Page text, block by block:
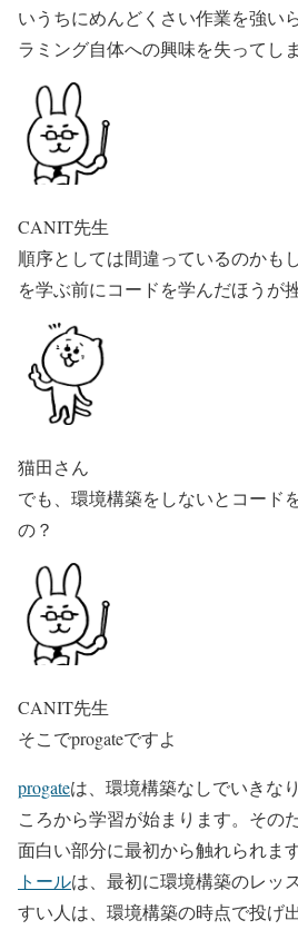
いうちにめんどくさい作業を強い
ラミング自体への興味を失ってし
CANIT先生
順序としては間違っているのかも
を学ぶ前にコードを学んだほうが
猫田さん
でも、環境構築をしないとコード
の？
CANIT先生
そこでprogateですよ
progateは、環境構築なしでいきな
ころから学習が始まります。その
面白い部分に最初から触れられま
トールは、最初に環境構築のレッ
すい人は、環境構築の時点で投げ